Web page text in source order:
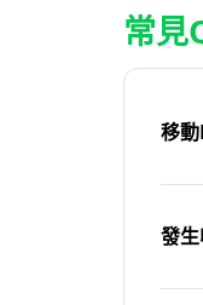
常見
移
發